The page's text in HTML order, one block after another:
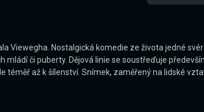
Viewegha. Nostalgická komedie ze života jedné
či puberty. Dějová linie se soustřeďuje
až k šílenství. Snímek, zaměřený na lidské